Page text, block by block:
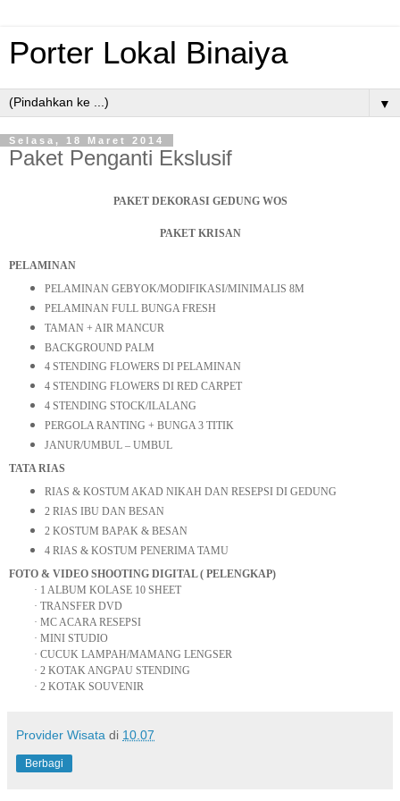
Porter Lokal Binaiya
▼
Selasa, 18 Maret 2014
Paket Penganti Ekslusif
PAKET DEKORASI GEDUNG WOS
PAKET KRISAN
PELAMINAN
PELAMINAN GEBYOK/MODIFIKASI/MINIMALIS 8M
PELAMINAN FULL BUNGA FRESH
TAMAN + AIR MANCUR
BACKGROUND PALM
4 STENDING FLOWERS DI PELAMINAN
4 STENDING FLOWERS DI RED CARPET
4 STENDING STOCK/ILALANG
PERGOLA RANTING + BUNGA 3 TITIK
JANUR/UMBUL – UMBUL
TATA RIAS
RIAS & KOSTUM AKAD NIKAH DAN RESEPSI DI GEDUNG
2 RIAS IBU DAN BESAN
2 KOSTUM BAPAK & BESAN
4 RIAS & KOSTUM PENERIMA TAMU
FOTO & VIDEO SHOOTING DIGITAL ( PELENGKAP)
· 1 ALBUM KOLASE 10 SHEET
· TRANSFER DVD
· MC ACARA RESEPSI
· MINI STUDIO
· CUCUK LAMPAH/MAMANG LENGSER
· 2 KOTAK ANGPAU STENDING
· 2 KOTAK SOUVENIR
Provider Wisata di 10.07
Berbagi